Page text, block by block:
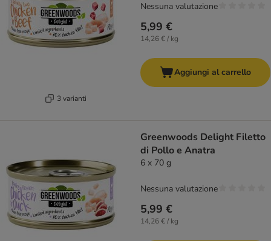
3 varianti
5,99 €
14,26 € / kg
Nessuna valutazione
Aggiungi al carrello
Greenwoods Delight Filetto
di Pollo e Anatra
6 x 70 g
5,99 €
14,26 € / kg
Nessuna valutazione